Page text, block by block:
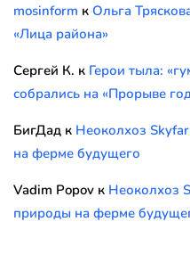
mosinform к Ольга
«Лица района»
Сергей К. к Герои тыла:
собрались на «Прорыве
БигДад к Неоколхоз
на ферме будущего
Vadim Popov к Неоколхоз
природы на ферме